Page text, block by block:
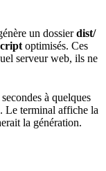
un dossierdist/
optimisés. Ces
serveur web, ils ne
à quelques
Le terminal affiche la
la génération.